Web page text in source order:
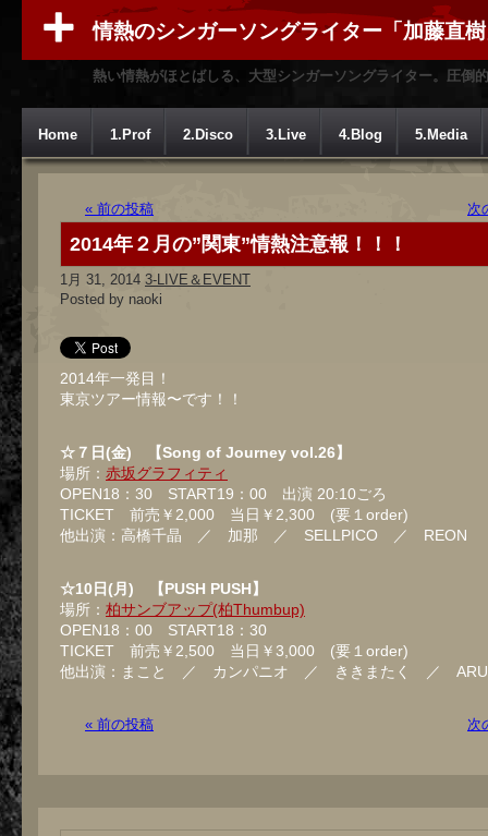
情熱のシンガーソングライター「加藤直
熱い情熱がほとばしる、大型シンガーソングライター。圧倒
Home 1.Prof 2.Disco 3.Live 4.Blog 5.Media
« 前の投稿 次
2014年２月の”関東”情熱注意報！！！
1月 31, 2014 3-LIVE＆EVENT
Posted by naoki
2014年一発目！
東京ツアー情報〜です！！
☆７日(金) 【Song of Journey vol.26】
場所： 赤坂グラフィティ
OPEN18：30 START19：00 出演 20:10ごろ
TICKET 前売￥2,000 当日￥2,300 (要１order)
他出演：高橋千晶 ／ 加那 ／ SELLPICO ／ REON
☆10日(月) 【PUSH PUSH】
場所： 柏サンブアップ(柏Thumbup)
OPEN18：00 START18：30
TICKET 前売￥2,500 当日￥3,000 (要１order)
他出演：まこと ／ カンパニオ ／ ききまたく ／ ARU
« 前の投稿 次